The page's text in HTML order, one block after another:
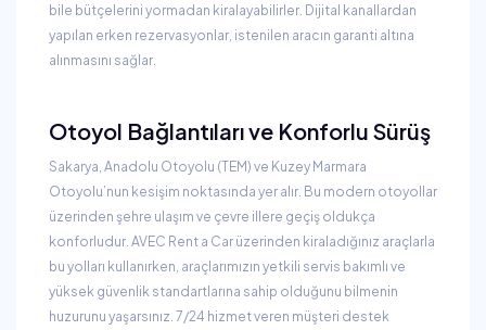
bile bütçelerini yormadan kiralayabilirler. Dijital kanallardan
yapılan erken rezervasyonlar, istenilen aracın garanti altına
alınmasını sağlar.
Otoyol Bağlantıları ve Konforlu Sürüş
Sakarya, Anadolu Otoyolu (TEM) ve Kuzey Marmara
Otoyolu’nun kesişim noktasında yer alır. Bu modern otoyollar
üzerinden şehre ulaşım ve çevre illere geçiş oldukça
konforludur. AVEC Rent a Car üzerinden kiraladığınız araçlarla
bu yolları kullanırken, araçlarımızın yetkili servis bakımlı ve
yüksek güvenlik standartlarına sahip olduğunu bilmenin
huzurunu yaşarsınız. 7/24 hizmet veren müşteri destek